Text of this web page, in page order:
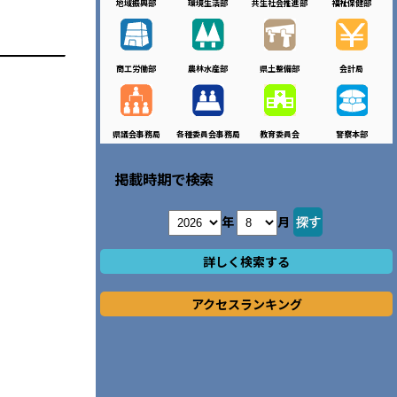
地域振興部 環境生活部 共生社会推進部 福祉保健部
商工労働部 農林水産部 県土整備部 会計局
県議会事務局 各種委員会事務局 教育委員会 警察本部
掲載時期で検索
年 月
詳しく検索する
アクセスランキング